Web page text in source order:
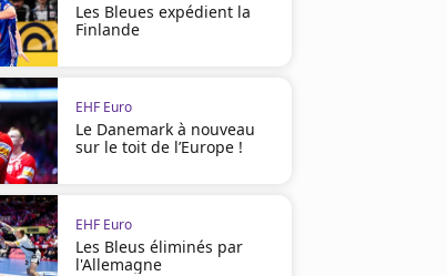
Les Bleues expédient la
Finlande
EHF Euro
Le Danemark à nouveau
sur le toit de l’Europe !
EHF Euro
Les Bleus éliminés par
l'Allemagne